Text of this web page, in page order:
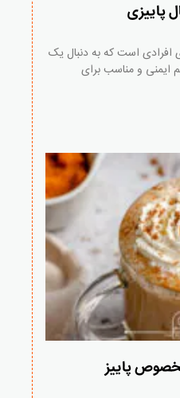
پاییزی
افرادی است که به دنبال یک
ایمنی و مناسب برای
پاییز